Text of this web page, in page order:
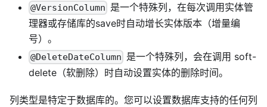
@VersionColumn 是一个特殊列，在每次调用实体管
理器或存储库的save时自动增长实体版本（增量编
号）。
@DeleteDateColumn 是一个特殊列，会在调用 soft-
delete（软删除）时自动设置实体的删除时间。
列类型是特定于数据库的。您可以设置数据库支持的任何列